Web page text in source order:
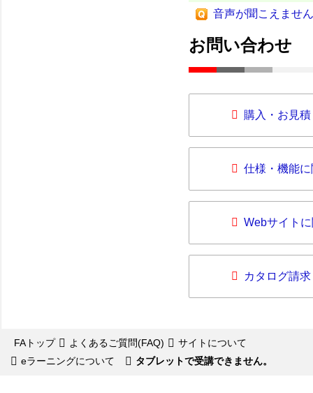
音声が聞こえませ
お問い合わせ
購入・お見
仕様・機能
Webサイト
カタログ請求
FAトップ よくあるご質問(FAQ)
サイトについて
eラーニングについて
タブレットで受講できません。